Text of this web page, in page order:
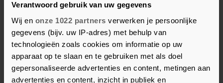
Verantwoord gebruik van uw gegevens
Wij en onze 1022 partners verwerken je persoonlijke
gegevens (bijv. uw IP-adres) met behulp van
technologieën zoals cookies om informatie op uw
apparaat op te slaan en te gebruiken met als doel
gepersonaliseerde advertenties en content, metingen aan
advertenties en content, inzicht in publiek en
Top Craft Elektrische Nietmachine -
Zo goed als nieuw
N.o.t.k.
Zgan Fysic FX-3900 DECT Telefoon
Vergelijkbare advertenties